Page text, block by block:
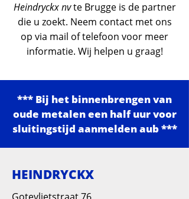
Heindryckx nvte Brugge is de partner
die u zoekt. Neem contact met ons
op via mail of telefoon voor meer
informatie. Wij helpen u graag!
*** Bij het binnenbrengen van
oude metalen een half uur voor
sluitingstijd aanmelden aub ***
HEINDRYCKX